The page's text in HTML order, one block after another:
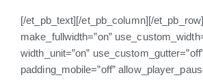
[/et_pb_text][/et_pb_column][/
make_fullwidth=”on”
width_unit=”on”
padding_mobile=”off”